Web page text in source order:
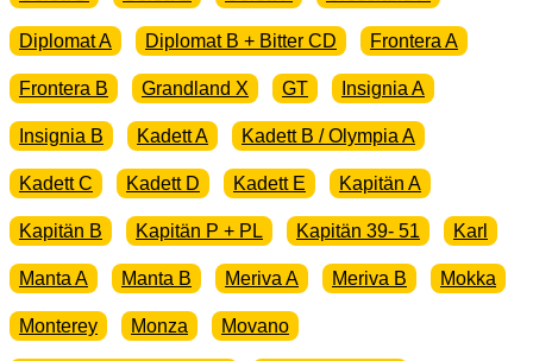
Diplomat A Diplomat B + Bitter CD Frontera A
Frontera B Grandland X GT Insignia A
Insignia B Kadett A Kadett B / Olympia A
Kadett C Kadett D Kadett E Kapitän A
Kapitän B Kapitän P + PL Kapitän 39- 51 Karl
Manta A Manta B Meriva A Meriva B Mokka
Monterey Monza Movano